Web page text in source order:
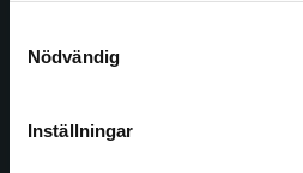
Nödvändig
Inställningar
Sverige. För att kunna
Besöksadress:
Åkergränden 1